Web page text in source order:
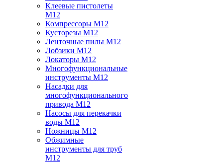
Клеевые пистолеты
M12
Компрессоры M12
Кусторезы M12
Ленточные пилы M12
Лобзики M12
Локаторы M12
Многофункциональные
инструменты M12
Насадки для
многофункционального
привода M12
Насосы для перекачки
воды M12
Ножницы M12
Обжимные
инструменты для труб
M12